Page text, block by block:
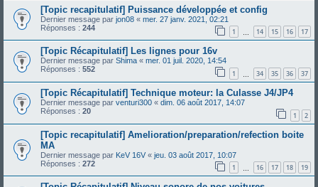
[Topic recapitulatif] Puissance développée et config
Dernier message par jon08 « mer. 27 janv. 2021, 02:21
Réponses : 244 1 14 15 16 17
[Topic Récapitulatif] Les lignes pour 16v
Dernier message par Shima « mer. 01 juil. 2020, 14:54
Réponses : 552 1 34 35 36 37
[Topic Récapitulatif] Technique moteur: la Culasse J4/JP4
Dernier message par venturi300 « dim. 06 août 2017, 14:07
Réponses : 20 1 2
[Topic recapitulatif] Amelioration/preparation/refection boite
MA
Dernier message par KeV 16V « jeu. 03 août 2017, 10:07
Réponses : 272 1 16 17 18 19